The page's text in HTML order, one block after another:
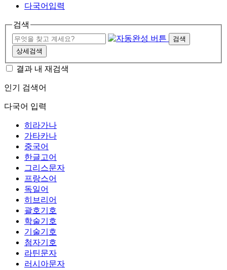
다국어입력
검색
검색
상세검색
결과 내 재검색
인기 검색어
다국어 입력
히라가나
가타카나
중국어
한글고어
그리스문자
프랑스어
독일어
히브리어
괄호기호
학술기호
기술기호
첨자기호
라틴문자
러시아문자